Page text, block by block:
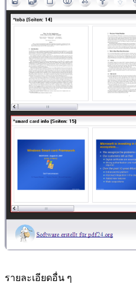
รายละเอียดอื่น ๆ